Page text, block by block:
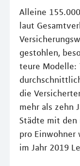
Alleine
laut
gestohlen,
teure Modelle:
die
mehr als zehn
Städte mit den
pro Einwohner
im Jahr 2019